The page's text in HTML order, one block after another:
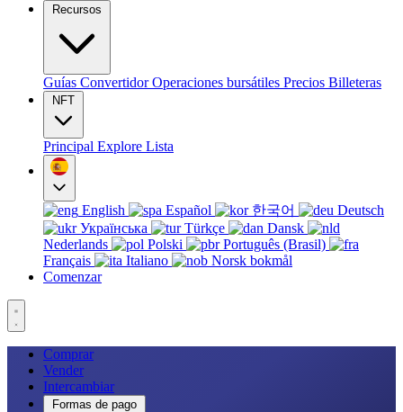
Recursos
Guías ConvertidorOperaciones bursátiles Precios Billeteras
NFT
Principal Explore Lista
English Español 한국어
Deutsch
Українська
Türkçe
Dansk
Nederlands
Polski
Português (Brasil)
Français
Italiano
Norsk bokmål
Comenzar
Comprar
Vender
Intercambiar
Formas de pago